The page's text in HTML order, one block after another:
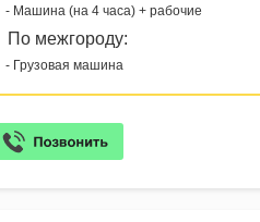
- Машина (на 4 часа) + рабочие
По межгороду:
- Грузовая машина